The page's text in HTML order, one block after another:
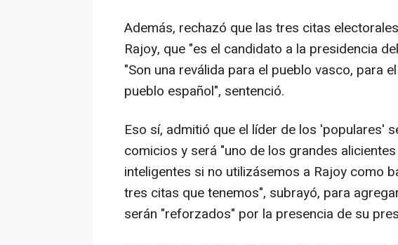
Además, rechazó que las tres citas
Rajoy, que "es el candidato a la presidencia
"Son una reválida para el pueblo vasco, para
pueblo español", sentenció.
Eso sí, admitió que el líder de los 'populares'
comicios y será "uno de los grandes
inteligentes si no utilizásemos a Rajoy como
tres citas que tenemos", subrayó, para
serán "reforzados" por la presencia de su